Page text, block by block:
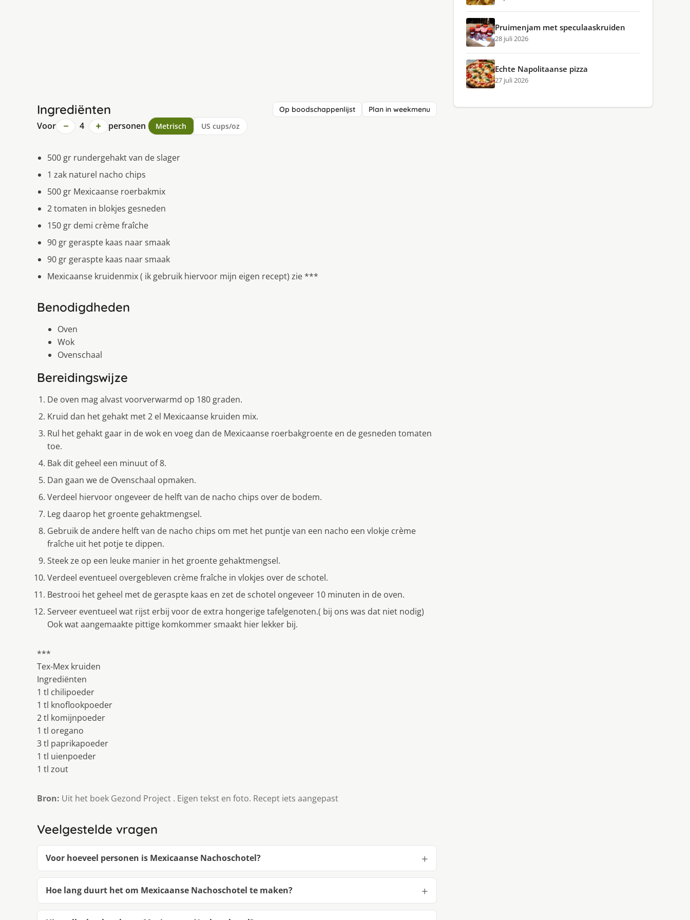
Ingrediënten Op boodschappenlijst Plan in weekmenu
Voor − 4 + personen Metrisch US cups/oz
500 gr rundergehakt van de slager
1 zak naturel nacho chips
500 gr Mexicaanse roerbakmix
2 tomaten in blokjes gesneden
150 gr demi crème fraîche
90 gr geraspte kaas naar smaak
90 gr geraspte kaas naar smaak
Mexicaanse kruidenmix ( ik gebruik hiervoor mĳn eigen recept) zie ***
Benodigdheden
Oven
Wok
Ovenschaal
Bereidingswijze
De oven mag alvast voorverwarmd op 180 graden.
Kruid dan het gehakt met 2 el Mexicaanse kruiden mix.
Rul het gehakt gaar in de wok en voeg dan de Mexicaanse roerbakgroente en de gesneden tomaten
toe.
Bak dit geheel een minuut of 8.
Dan gaan we de Ovenschaal opmaken.
Verdeel hiervoor ongeveer de helft van de nacho chips over de bodem.
Leg daarop het groente gehaktmengsel.
Gebruik de andere helft van de nacho chips om met het puntje van een nacho een vlokje crème
fraîche uit het potje te dippen.
Steek ze op een leuke manier in het groente gehaktmengsel.
Verdeel eventueel overgebleven crème fraîche in vlokjes over de schotel.
Bestrooi het geheel met de geraspte kaas en zet de schotel ongeveer 10 minuten in de oven.
Serveer eventueel wat rĳst erbĳ voor de extra hongerige tafelgenoten.( bĳ ons was dat niet nodig)
Ook wat aangemaakte pittige komkommer smaakt hier lekker bĳ.
***
Tex-Mex kruiden
Ingrediënten
1 tl chilipoeder
1 tl knoflookpoeder
2 tl komijnpoeder
1 tl oregano
3 tl paprikapoeder
1 tl uienpoeder
1 tl zout
Bron: Uit het boek Gezond Project . Eigen tekst en foto. Recept iets aangepast
Veelgestelde vragen
Voor hoeveel personen is Mexicaanse Nachoschotel?
Hoe lang duurt het om Mexicaanse Nachoschotel te maken?
Pruimenjam met speculaaskruiden
28 juli 2026
Echte Napolitaanse pizza
27 juli 2026